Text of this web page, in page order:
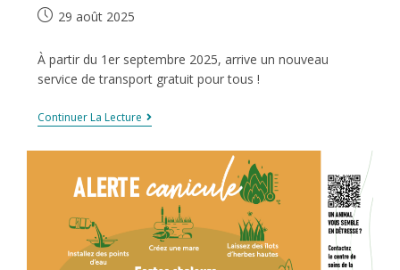
29 août 2025
À partir du 1er septembre 2025, arrive un nouveau
service de transport gratuit pour tous !
Continuer La Lecture